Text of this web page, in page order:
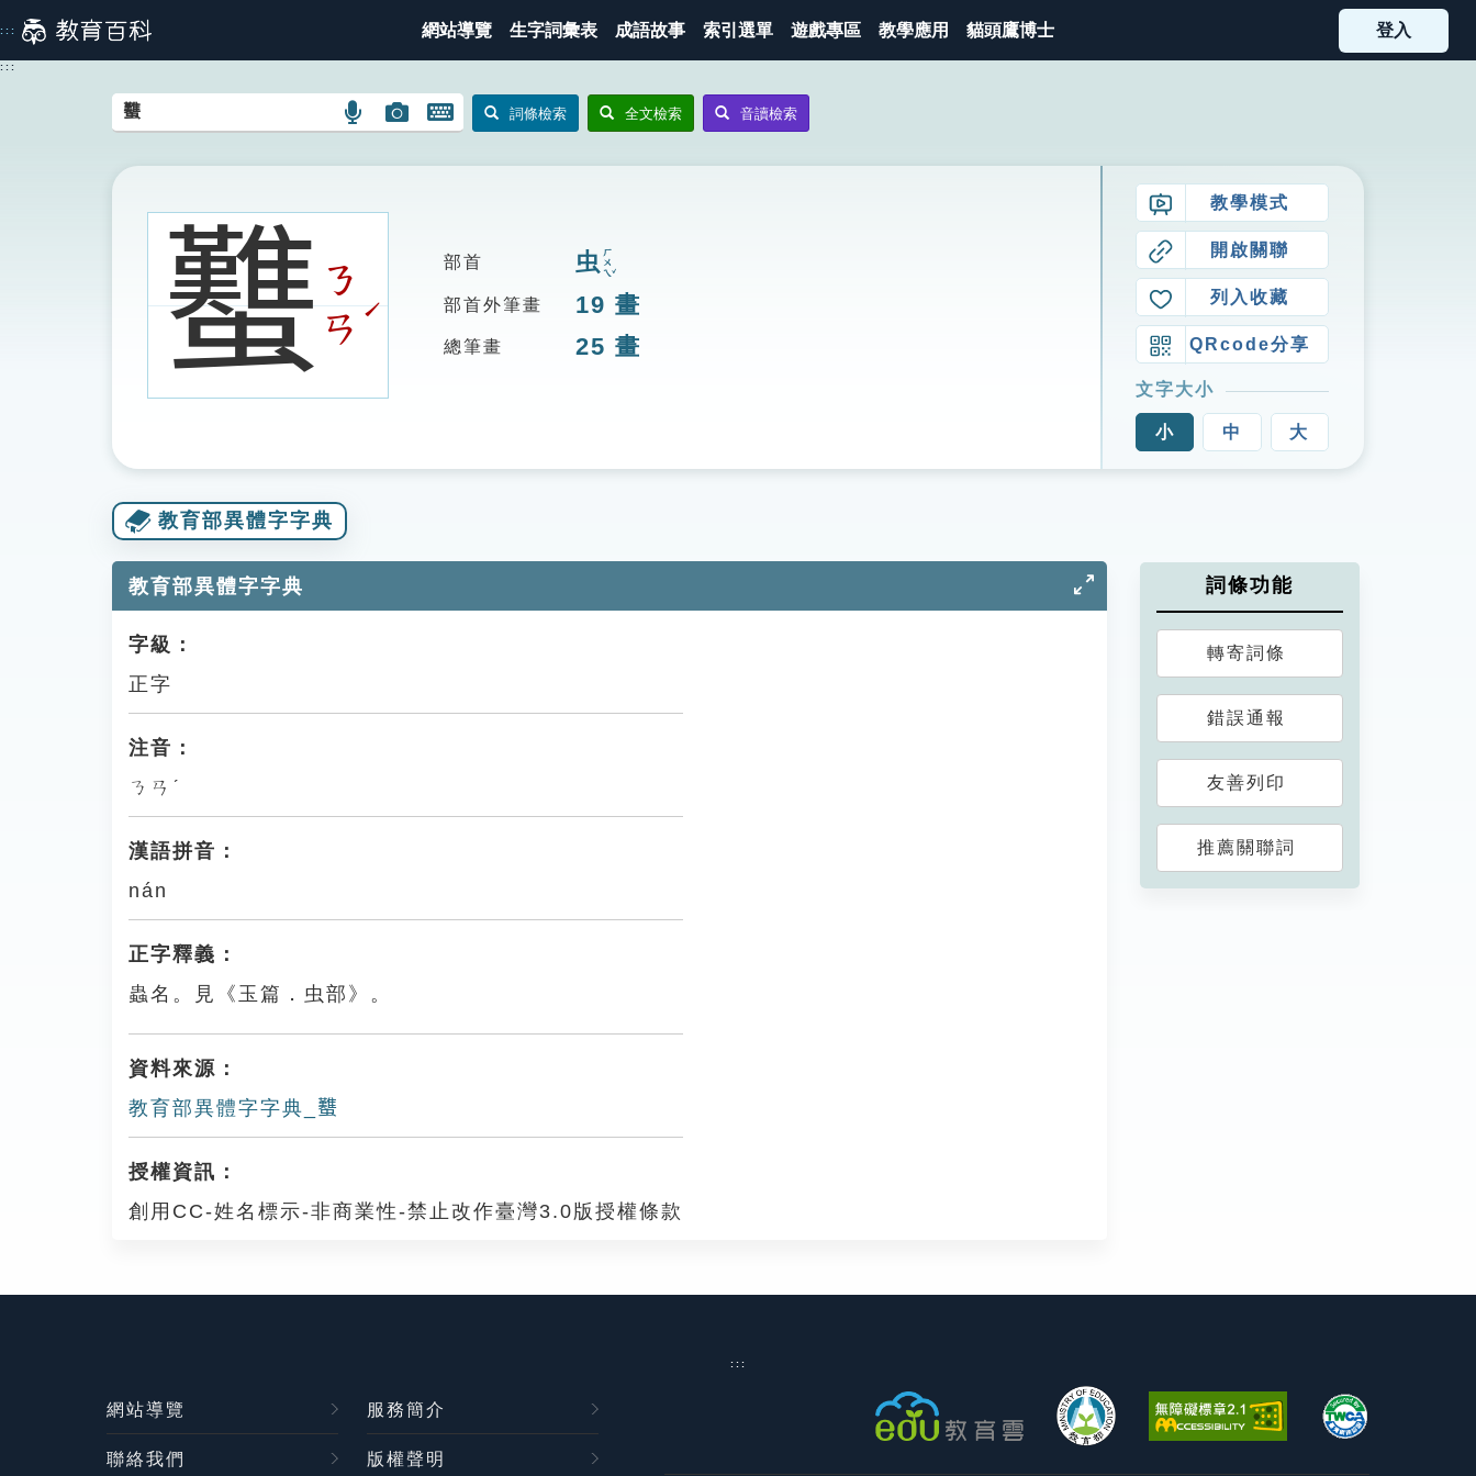
到
主
::: 網站導覽 生字詞彙表 成語故事 索引選單 遊戲專區 教學應用 貓頭鷹博士 登入
:::
語
搜
圖
圖
搜
開
鍵
詞條檢索 全文檢索 音讀檢索
𧕴ㄋ
ㄢ
ˊ
部首 虫ㄏㄨㄟˇ
部首外筆畫 19 畫
總筆畫 25 畫
教學模式
開啟關聯
列入收藏
QRcode分享
文字大小
小 中 大
教育部異體字字典
教育部異體字字典
字級：
正字
注音：
ㄋㄢˊ
漢語拼音：
nán
正字釋義：
蟲名。見《玉篇．虫部》。
資料來源：
教育部異體字字典_𧕴
授權資訊：
創用CC-姓名標示-非商業性-禁止改作臺灣3.0版授權條款
詞條功能
轉寄詞條
錯誤通報
友善列印
推薦關聯詞
:::
網站導覽 服務簡介
聯絡我們 版權聲明